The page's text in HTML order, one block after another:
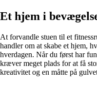
Et hjem i
At forvandle stuen til et
handler om at skabe et hjem,
hverdagen. Når du først har
kræver meget plads for at få
kreativitet og en måtte på